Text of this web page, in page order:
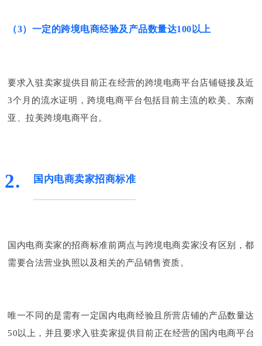
（3）一定的跨境电商经验及产品数量达100以上
要求入驻卖家提供目前正在经营的跨境电商平台店铺链接及近
3个月的流水证明，跨境电商平台包括目前主流的欧美、东南
亚、拉美跨境电商平台。
2. 国内电商卖家招商标准
国内电商卖家的招商标准前两点与跨境电商卖家没有区别，都
需要合法营业执照以及相关的产品销售资质。
唯一不同的是需有一定国内电商经验且所营店铺的产品数量达
50以上，并且要求入驻卖家提供目前正在经营的国内电商平台